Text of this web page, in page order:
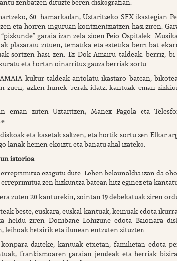
zenbatzen dituzte beren diskografian.
60. hamarkadan, Uztaritzeko SFX ikastegian
eta horren inguruan kontzientziatzen hasi ziren.
garaia izan zela zioen Peio Ospitalek.
plazaratu zituen, tematika eta estetika berri bat
sortzen hasi zen. Ez Dok Amairu taldeak, berriz,
eta hortan oinarrituz gauza berriak sortu.
kultur taldeak antolatu ikastaro batean,
zuen, azken hunek berak idatzi kantuak eman
eman zuten Uztaritzen, Manex Pagola eta
eta kasetak saltzen, eta hortik sortu zen Elkar
lanak hemen ekoiztu eta banatu ahal izateko.
istorioa
ezagutu dute. Lehen belaunaldia izan da
zen hizkuntza batean hitz eginez eta
zuten 20 kanturekin, zointan 19 debekatuak ziren
beste, euskara, euskal kantuak, keinuak edota
heldu ziren Donibane Lohizune edota Baionara
leihoak hetsirik eta ilunean entzuten zituzten.
daiteke, kantuak etxetan, familietan edota
frankismoaren garaian jendeak eta herriak